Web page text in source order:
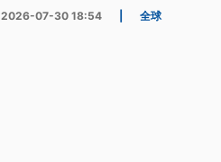
2026-07-30 18:54 全球